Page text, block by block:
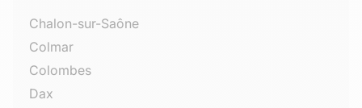
Chalon-sur-Saône
Colmar
Colombes
Dax